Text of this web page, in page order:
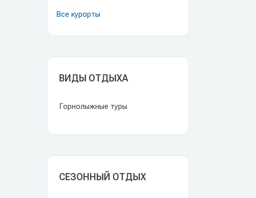
Все курорты
ВИДЫ ОТДЫХА
Горнолыжные туры
СЕЗОННЫЙ ОТДЫХ